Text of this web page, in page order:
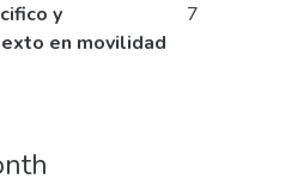
y
en movilidad
7